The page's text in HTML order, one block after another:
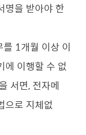
명을 받아야 한
1개월 이상 이
에 이행할 수 없
서면, 전자메
으로 지체없